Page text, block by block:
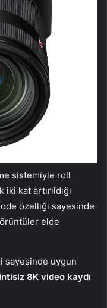
sistemiyle roll
kat artırıldığı
özelliği sayesinde
elde
sayesinde uygun
8K video kaydı